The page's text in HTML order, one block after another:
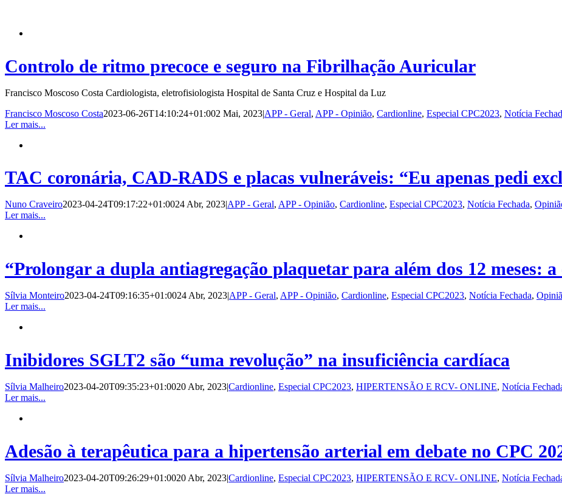
Controlo de ritmo precoce e seguro na Fibrilhação Auricular
Francisco Moscoso Costa Cardiologista, eletrofisiologista Hospital de Santa Cruz e Hospital da Luz
Francisco Moscoso Costa2023-06-26T14:10:24+01:002 Mai, 2023|APP - Geral, APP - Opinião, Cardionline, Especial CPC2023, Notícia
Ler mais...
TAC coronária, CAD-RADS e placas vulneráveis: “Eu apenas pedi
Nuno Craveiro2023-04-24T09:17:22+01:0024 Abr, 2023|APP - Geral, APP - Opinião, Cardionline, Especial CPC2023, Notícia Fechada,
Ler mais...
“Prolongar a dupla antiagregação plaquetar para além dos 12 meses:
Sílvia Monteiro2023-04-24T09:16:35+01:0024 Abr, 2023|APP - Geral, APP - Opinião, Cardionline, Especial CPC2023, Notícia Fechada,
Ler mais...
Inibidores SGLT2 são “uma revolução” na insuficiência cardíaca
Sílvia Malheiro2023-04-20T09:35:23+01:0020 Abr, 2023|Cardionline, Especial CPC2023, HIPERTENSÃO E RCV- ONLINE, Notícia
Ler mais...
Adesão à terapêutica para a hipertensão arterial em debate no CPC
Sílvia Malheiro2023-04-20T09:26:29+01:0020 Abr, 2023|Cardionline, Especial CPC2023, HIPERTENSÃO E RCV- ONLINE, Notícia
Ler mais...